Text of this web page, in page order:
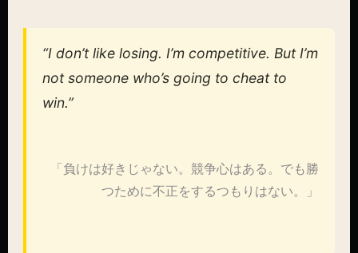
“I don’t like losing. I’m competitive. But I’m
not someone who’s going to cheat to
win.”
「負けは好きじゃない。競争心はある。でも勝
つために不正をするつもりはない。」